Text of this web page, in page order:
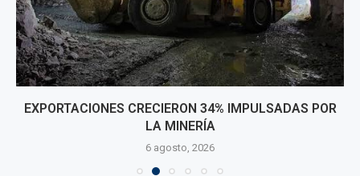
EXPORTACIONES CRECIERON 34% IMPULSADAS POR
LA MINERÍA
6 agosto, 2026